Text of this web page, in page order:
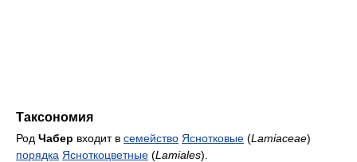
Таксономия
Род Чабер входит в семейство Яснотковые (Lamiaceae)
порядка Ясноткоцветные (Lamiales).